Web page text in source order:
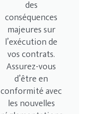
des
conséquences
majeures sur
l’exécution de
vos contrats.
Assurez-vous
d’être en
conformité avec
les nouvelles